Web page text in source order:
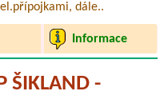
dále..
Informace
ŠIKLAND -